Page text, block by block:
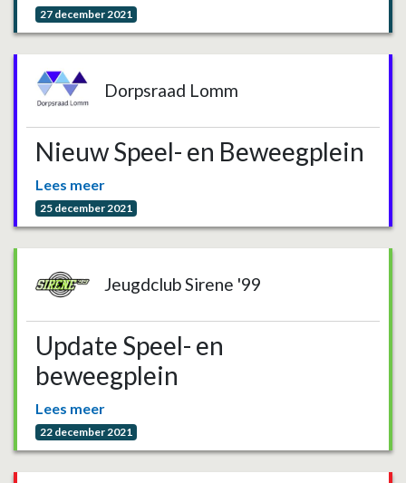
27 december 2021
Dorpsraad Lomm
Nieuw Speel- en Beweegplein
Lees meer
25 december 2021
Jeugdclub Sirene '99
Update Speel- en
beweegplein
Lees meer
22 december 2021